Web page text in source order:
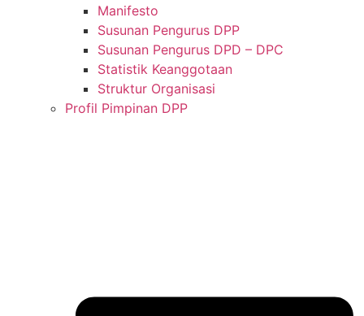
Manifesto
Susunan Pengurus DPP
Susunan Pengurus DPD – DPC​
Statistik Keanggotaan
Struktur Organisasi
Profil Pimpinan DPP